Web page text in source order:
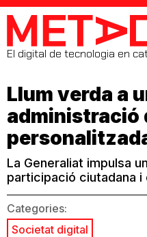
MetaData
El digital de tecnologia en
Llum verda a
administració
La Generaliat impulsa
participació ciutadana
Categories:
Societat digital